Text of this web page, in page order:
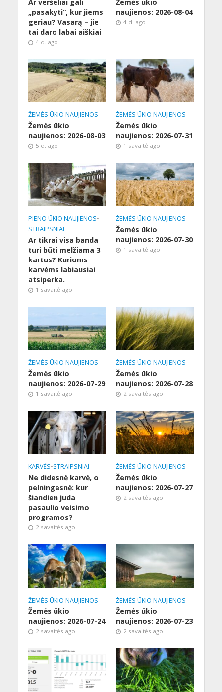
Ar veršeliai gali
„pasakyti“, kur jiems
geriau? Vasarą – jie
tai daro labai aiškiai
4 d. ago
Žemės ūkio
naujienos: 2026-08-04
4 d. ago
ŽEMĖS ŪKIO NAUJIENOS
Žemės ūkio
naujienos: 2026-08-03
5 d. ago
ŽEMĖS ŪKIO NAUJIENOS
Žemės ūkio
naujienos: 2026-07-31
1 savaitė ago
PIENO ŪKIO NAUJIENOS•
STRAIPSNIAI
Ar tikrai visa banda
turi būti melžiama 3
kartus? Kurioms
karvėms labiausiai
atsiperka.
1 savaitė ago
ŽEMĖS ŪKIO NAUJIENOS
Žemės ūkio
naujienos: 2026-07-30
1 savaitė ago
ŽEMĖS ŪKIO NAUJIENOS
Žemės ūkio
naujienos: 2026-07-29
1 savaitė ago
ŽEMĖS ŪKIO NAUJIENOS
Žemės ūkio
naujienos: 2026-07-28
2 savaitės ago
KARVĖS•STRAIPSNIAI
Ne didesnė karvė, o
pelningesnė: kur
šiandien juda
pasaulio veisimo
programos?
2 savaitės ago
ŽEMĖS ŪKIO NAUJIENOS
Žemės ūkio
naujienos: 2026-07-27
2 savaitės ago
ŽEMĖS ŪKIO NAUJIENOS
Žemės ūkio
naujienos: 2026-07-24
2 savaitės ago
ŽEMĖS ŪKIO NAUJIENOS
Žemės ūkio
naujienos: 2026-07-23
2 savaitės ago